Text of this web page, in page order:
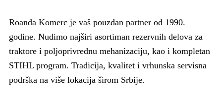
Roanda Komerc je vaš pouzdan partner od 1990.
godine. Nudimo najširi asortiman rezervnih delova za
traktore i poljoprivrednu mehanizaciju, kao i kompletan
STIHL program. Tradicija, kvalitet i vrhunska servisna
podrška na više lokacija širom Srbije.